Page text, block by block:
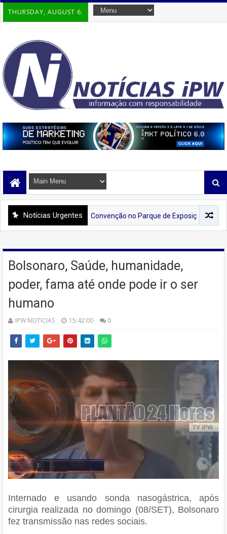
THURSDAY, AUGUST 6.
Notícias Urgentes
Lula Vem Aí! Convenção no Parque de Exposições Promete Sacudir
Bolsonaro, Saúde, humanidade,
poder, fama até onde pode ir o ser
humano
IPW NOTICIAS 15:42:00 0
Internado e usando sonda nasogástrica, após
cirurgia realizada no domingo (08/SET), Bolsonaro
fez transmissão nas redes sociais.